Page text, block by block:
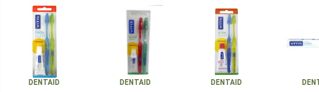
DENTAID
DENTAID
DENTAID